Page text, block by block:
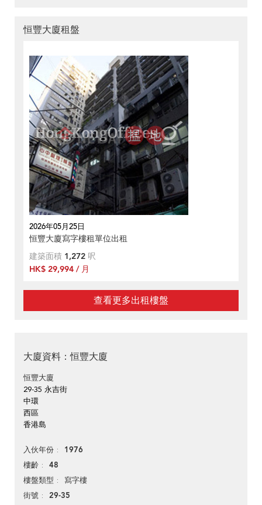
恒豐大廈租盤
2026年05月25日
恒豐大廈寫字樓租單位出租
建築面積 1,272 呎
HK$ 29,994 / 月
查看更多出租樓盤
大廈資料：恒豐大廈
恒豐大廈
29-35 永吉街
中環
西區
香港島
入伙年份 1976
樓齡 48
樓盤類型 寫字樓
街號 29-35